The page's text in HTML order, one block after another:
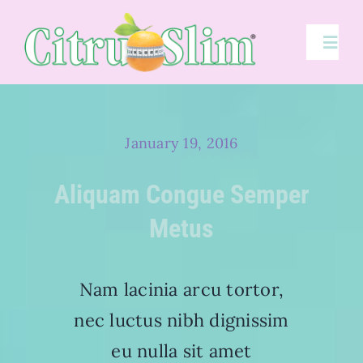
content
January 19, 2016
Aliquam Congue Semper
Metus
Nam lacinia arcu tortor,
nec luctus nibh dignissim
eu nulla sit amet